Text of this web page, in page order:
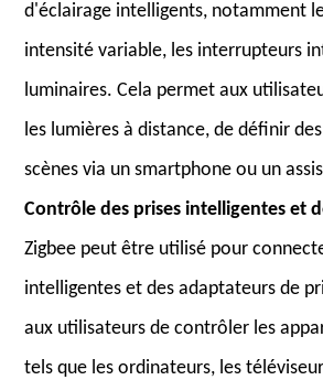
d'éclairage intelligents, notamment
intensité variable, les interrupteurs
luminaires. Cela permet aux
les lumières à distance, de définir
scènes via un smartphone ou un
Contrôle des prises intelligentes et
Zigbee peut être utilisé pour
intelligentes et des adaptateurs de
aux utilisateurs de contrôler les
tels que les ordinateurs, les